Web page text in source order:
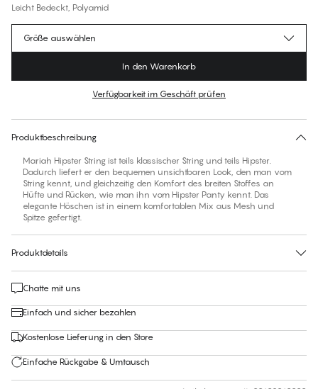
Leicht Bedeckt, Polyamid
€39.95Regulärer Preis
Für diesen Artikel gibt es keine empfohlene Größe
Größe auswählen
In den Warenkorb
Verfügbarkeit im Geschäft prüfen
Produktbeschreibung
Mariah Hipster String ist teils klassischer String und teils Hipster.
Dadurch liefert er den bequemen unsichtbaren Look, den man vom
String kennt, und gleichzeitig den Komfort des breiten Stoffes an
Hüfte und Rücken, wie man ihn vom Hipster Panty kennt. Das
elegante Höschen ist in einem komfortablen Mix aus Mesh und
Spitze gefertigt.
Produktdetails
Chatte mit uns
Einfach und sicher bezahlen
Kostenlose Lieferung in den Store
Einfache Rückgabe & Umtausch